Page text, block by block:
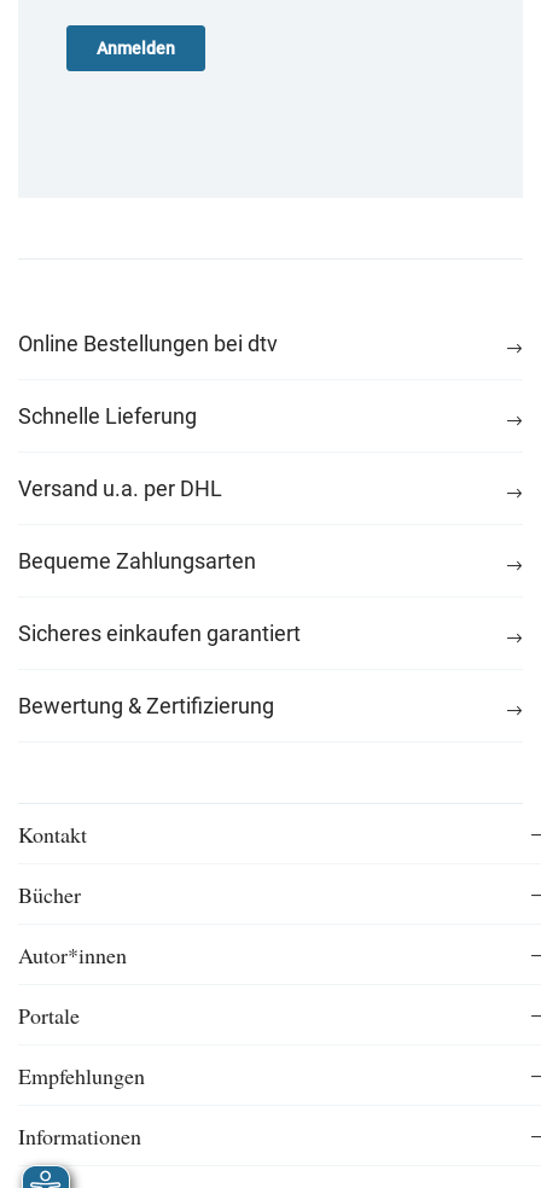
Online Bestellungen bei dtv
Schnelle Lieferung
Versand u.a. per DHL
Bequeme Zahlungsarten
Sicheres einkaufen garantiert
Bewertung & Zertifizierung
Kontakt
Bücher
Autor*innen
Portale
Empfehlungen
Informationen